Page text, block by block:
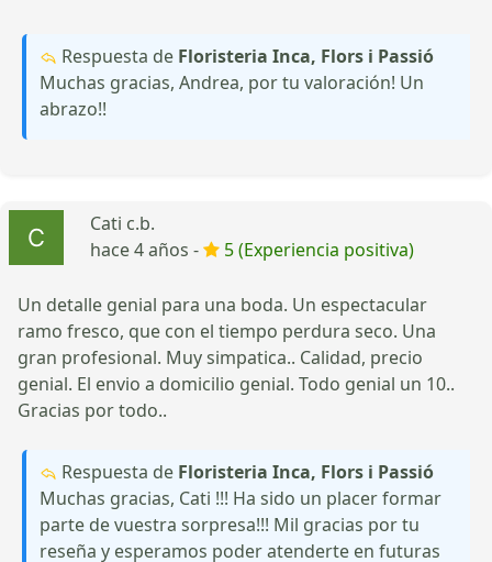
Respuesta de Floristeria Inca, Flors i Passió
Muchas gracias, Andrea, por tu valoración! Un
abrazo!!
Cati c.b.
hace 4 años -
5 (Experiencia positiva)
Un detalle genial para una boda. Un espectacular
ramo fresco, que con el tiempo perdura seco. Una
gran profesional. Muy simpatica.. Calidad, precio
genial. El envio a domicilio genial. Todo genial un 10..
Gracias por todo..
Respuesta de Floristeria Inca, Flors i Passió
Muchas gracias, Cati !!! Ha sido un placer formar
parte de vuestra sorpresa!!! Mil gracias por tu
reseña y esperamos poder atenderte en futuras